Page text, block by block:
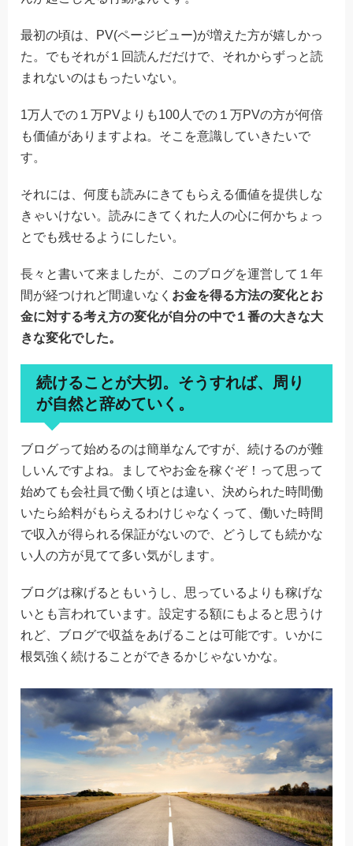
最初の頃は、PV(ページビュー)が増えた方が嬉しかっ
た。でもそれが１回読んだだけで、それからずっと読
まれないのはもったいない。
1万人での１万PVよりも100人での１万PVの方が何倍
も価値がありますよね。そこを意識していきたいで
す。
それには、何度も読みにきてもらえる価値を提供しな
きゃいけない。読みにきてくれた人の心に何かちょっ
とでも残せるようにしたい。
長々と書いて来ましたが、このブログを運営して１年
間が経つけれど間違いなく お金を得る方法の変化とお
金に対する考え方の変化が自分の中で１番の大きな大
きな変化でした。
続けることが大切。そうすれば、周り
が自然と辞めていく。
ブログって始めるのは簡単なんですが、続けるのが難
しいんですよね。ましてやお金を稼ぐぞ！って思って
始めても会社員で働く頃とは違い、決められた時間働
いたら給料がもらえるわけじゃなくって、働いた時間
で収入が得られる保証がないので、どうしても続かな
い人の方が見てて多い気がします。
ブログは稼げるともいうし、思っているよりも稼げな
いとも言われています。設定する額にもよると思うけ
れど、ブログで収益をあげることは可能です。いかに
根気強く続けることができるかじゃないかな。